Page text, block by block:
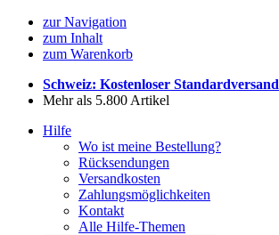
zur Navigation
zum Inhalt
zum Warenkorb
Schweiz: Kostenloser Standardversand
Mehr als 5.800 Artikel
Hilfe
Wo ist meine Bestellung?
Rücksendungen
Versandkosten
Zahlungsmöglichkeiten
Kontakt
Alle Hilfe-Themen